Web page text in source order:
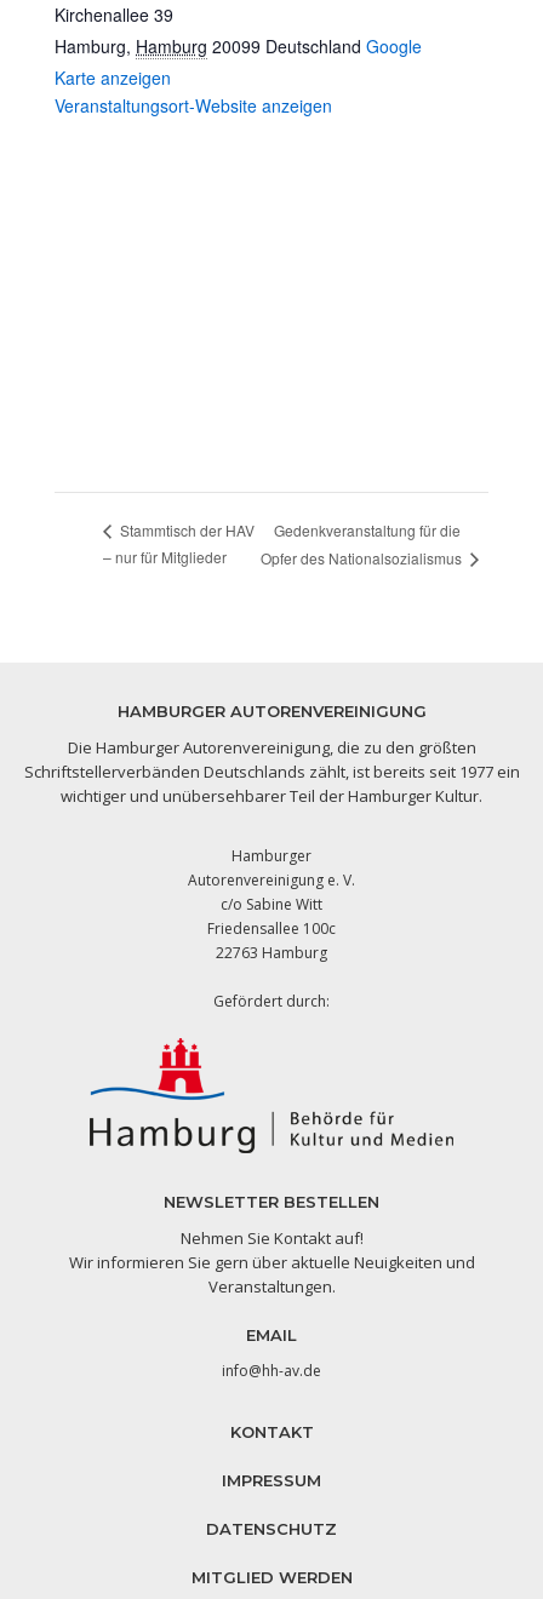
Kirchenallee 39
Hamburg, Hamburg 20099 Deutschland Google
Karte anzeigen
Veranstaltungsort-Website anzeigen
Stammtisch der HAV
– nur für Mitglieder
Gedenkveranstaltung für die
Opfer des Nationalsozialismus
HAMBURGER AUTORENVEREINIGUNG
Die Hamburger Autorenvereinigung, die zu den größten
Schriftstellerverbänden Deutschlands zählt, ist bereits seit 1977 ein
wichtiger und unübersehbarer Teil der Hamburger Kultur.
Hamburger
Autorenvereinigung e. V.
c/o Sabine Witt
Friedensallee 100c
22763 Hamburg
Gefördert durch:
NEWSLETTER BESTELLEN
Nehmen Sie Kontakt auf!
Wir informieren Sie gern über aktuelle Neuigkeiten und
Veranstaltungen.
EMAIL
info@hh-av.de
KONTAKT
IMPRESSUM
DATENSCHUTZ
MITGLIED WERDEN